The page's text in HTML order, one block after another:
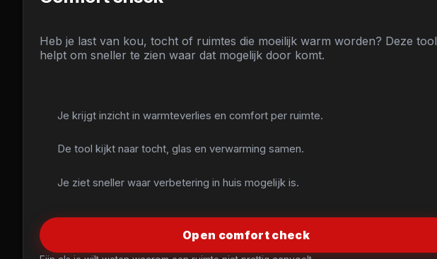
Heb je last van kou, tocht of ruimtes die moeilijk warm worden? Deze tool
helpt om sneller te zien waar dat mogelijk door komt.
Je krijgt inzicht in warmteverlies en comfort per ruimte.
De tool kijkt naar tocht, glas en verwarming samen.
Je ziet sneller waar verbetering in huis mogelijk is.
Open comfort check